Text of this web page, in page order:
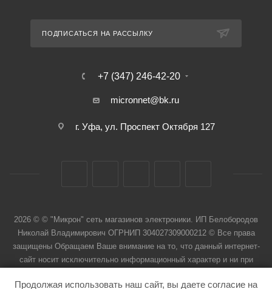
ПОДПИСАТЬСЯ НА РАССЫЛКУ
+7 (347) 246-42-20
micronnet@bk.ru
г. Уфа, ул. Проспект Октября 127
2026 © © "Микрон" сеть магазинов электроники. ИП Белобородов
Николай Владимирович ОГРНИП 304027309000212 © Все права
защищены Обращаем Ваше внимание на то, что данный интернет-
сайт носит исключительно информационный характер и ни при
Продолжая использовать наш сайт, вы даете согласие на